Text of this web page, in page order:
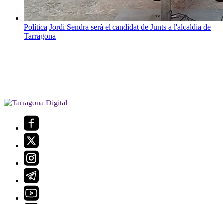
Política Jordi Sendra serà el candidat de Junts a l'alcaldia de
Tarragona